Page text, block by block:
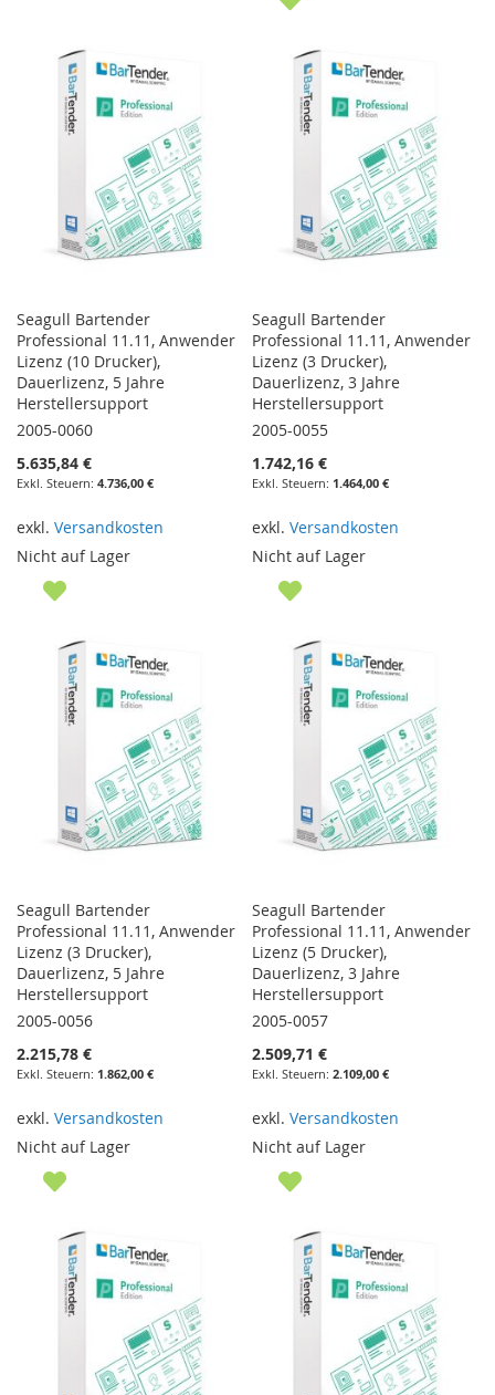
Seagull Bartender
Professional 11.11, Anwender
Lizenz (10 Drucker),
Dauerlizenz, 5 Jahre
Herstellersupport
2005-0060
5.635,84 €
4.736,00 €
exkl. Versandkosten
Nicht auf Lager
Seagull Bartender
Professional 11.11, Anwender
Lizenz (3 Drucker),
Dauerlizenz, 3 Jahre
Herstellersupport
2005-0055
1.742,16 €
1.464,00 €
exkl.Versandkosten
Nicht auf Lager
Seagull Bartender
Professional 11.11, Anwender
Lizenz (3 Drucker),
Dauerlizenz, 5 Jahre
Herstellersupport
2005-0056
2.215,78 €
1.862,00 €
exkl. Versandkosten
Nicht auf Lager
Seagull Bartender
Professional 11.11, Anwender
Lizenz (5 Drucker),
Dauerlizenz, 3 Jahre
Herstellersupport
2005-0057
2.509,71 €
2.109,00 €
exkl.Versandkosten
Nicht auf Lager